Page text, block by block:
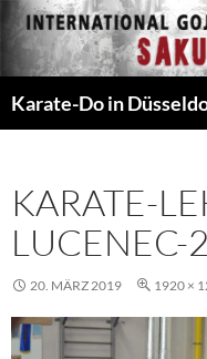
Zum
Inhalt
springen
Karate-Do in
KARATE-
LUCENEC-
20. MÄRZ 2019 1920 ×